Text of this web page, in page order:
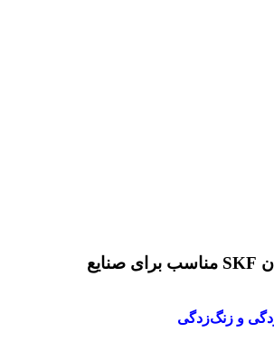
ویژگی‌ های یاطاقان SKF مناسب برای صنایع
و زنگ‌زدگی